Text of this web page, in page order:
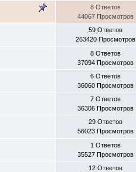
8 Ответов
44067 Просмотров
59 Ответов
263420 Просмотров
8 Ответов
37094 Просмотров
6 Ответов
36060 Просмотров
7 Ответов
36306 Просмотров
29 Ответов
56023 Просмотров
1 Ответов
35527 Просмотров
12 Ответов